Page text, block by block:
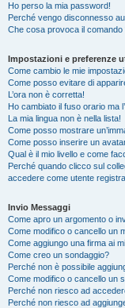
Ho perso la mia password!
Perché vengo disconnesso
Che cosa provoca il comando
Impostazioni e preferenze
Come cambio le mie
Come posso evitare di
L’ora non è corretta!
Ho cambiato il fuso orario ma
La mia lingua non è nella lista!
Come posso mostrare
Come posso inserire un
Qual è il mio livello e come
Perché quando clicco sul
accedere come utente
Invio Messaggi
Come apro un argomento o
Come modifico o cancello un
Come aggiungo una firma ai
Come creo un sondaggio?
Perché non è possibile
Come modifico o cancello un
Perché non riesco ad
Perché non riesco ad